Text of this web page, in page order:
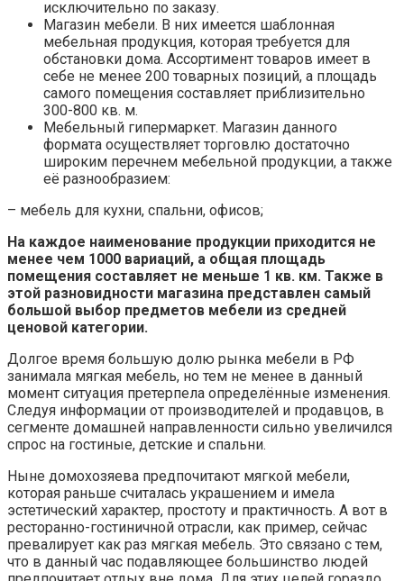
исключительно по заказу.
Магазин мебели. В них имеется шаблонная
мебельная продукция, которая требуется для
обстановки дома. Ассортимент товаров имеет в
себе не менее 200 товарных позиций, а площадь
самого помещения составляет приблизительно
300-800 кв. м.
Мебельный гипермаркет. Магазин данного
формата осуществляет торговлю достаточно
широким перечнем мебельной продукции, а также
её разнообразием:
– мебель для кухни, спальни, офисов;
На каждое наименование продукции приходится не
менее чем 1000 вариаций, а общая площадь
помещения составляет не меньше 1 кв. км. Также в
этой разновидности магазина представлен самый
большой выбор предметов мебели из средней
ценовой категории.
Долгое время большую долю рынка мебели в РФ
занимала мягкая мебель, но тем не менее в данный
момент ситуация претерпела определённые изменения.
Следуя информации от производителей и продавцов, в
сегменте домашней направленности сильно увеличился
спрос на гостиные, детские и спальни.
Ныне домохозяева предпочитают мягкой мебели,
которая раньше считалась украшением и имела
эстетический характер, простоту и практичность. А вот в
ресторанно-гостиничной отрасли, как пример, сейчас
превалирует как раз мягкая мебель. Это связано с тем,
что в данный час подавляющее большинство людей